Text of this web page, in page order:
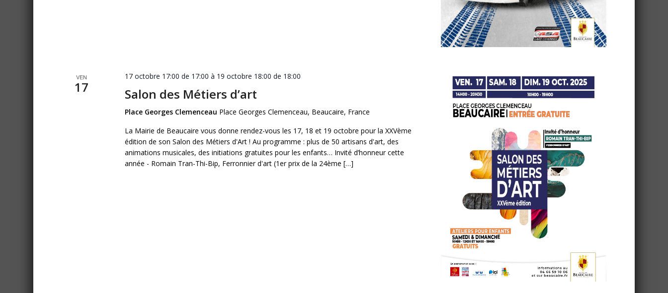
VEN
17
17 octobre 17:00 de 17:00 à 19 octobre 18:00 de 18:00
Salon des Métiers d’art
Place Georges Clemenceau Place Georges Clemenceau, Beaucaire, France
La Mairie de Beaucaire vous donne rendez-vous les 17, 18 et 19 octobre pour la XXVème
édition de son Salon des Métiers d'Art ! Au programme : plus de 50 artisans d'art, des
animations musicales, des initiations gratuites pour les enfants… Invité d’honneur cette
année - Romain Tran-Thi-Bip, Ferronnier d'art (1er prix de la 24ème […]